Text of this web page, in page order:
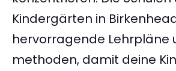
Kindergärten in
hervorragende Lehrpläne
methoden, damit deine